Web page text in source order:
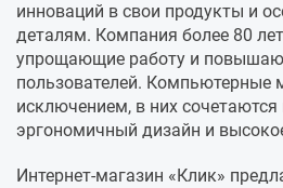
инноваций в свои продукты и
деталям. Компания более 80
упрощающие работу и
пользователей. Компьютерные
исключением, в них сочетаются
эргономичный дизайн и
Интернет-магазин «Клик»